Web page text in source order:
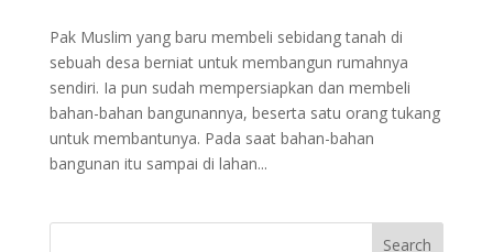
Pak Muslim yang baru membeli sebidang tanah di
sebuah desa berniat untuk membangun rumahnya
sendiri. Ia pun sudah mempersiapkan dan membeli
bahan-bahan bangunannya, beserta satu orang tukang
untuk membantunya. Pada saat bahan-bahan
bangunan itu sampai di lahan...